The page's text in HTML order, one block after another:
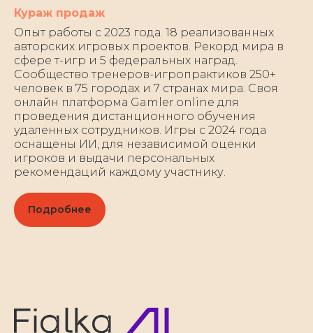
Кураж продаж
Опыт работы с 2023 года. 18 реализованных
авторских игровых проектов. Рекорд мира в
сфере т-игр и 5 федеральных наград.
Сообщество тренеров-игропрактиков 250+
человек в 75 городах и 7 странах мира. Своя
онлайн платформа Gamler.online для
проведения дистанционного обучения
удаленных сотрудников. Игры с 2024 года
оснащены ИИ, для независимой оценки
игроков и выдачи персональных
рекомендаций каждому участнику.
Подробнее